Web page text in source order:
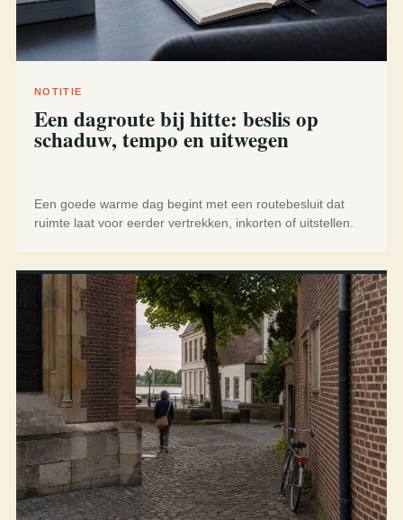
NOTITIE
Een dagroute bij hitte: beslis op
schaduw, tempo en uitwegen
Een goede warme dag begint met een routebesluit dat
ruimte laat voor eerder vertrekken, inkorten of uitstellen.